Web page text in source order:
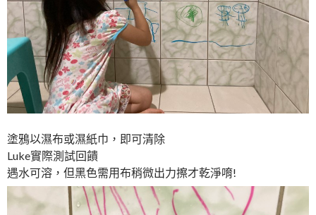
塗鴉以濕布或濕紙巾，即可清除
Luke實際測試回饋
遇水可溶，但黑色需用布稍微出力擦才乾淨唷!